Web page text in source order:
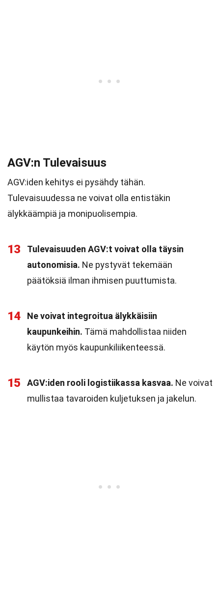
AGV:n Tulevaisuus
AGV:iden kehitys ei pysähdy tähän.
Tulevaisuudessa ne voivat olla entistäkin
älykkäämpiä ja monipuolisempia.
13
Tulevaisuuden AGV:t voivat olla täysin
autonomisia. Ne pystyvät tekemään
päätöksiä ilman ihmisen puuttumista.
14
Ne voivat integroitua älykkäisiin
kaupunkeihin. Tämä mahdollistaa niiden
käytön myös kaupunkiliikenteessä.
15 AGV:iden rooli logistiikassa kasvaa. Ne voivat
mullistaa tavaroiden kuljetuksen ja jakelun.